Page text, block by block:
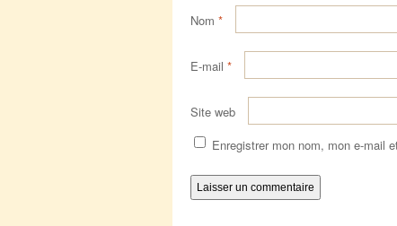
Nom *
E-mail *
Site web
Enregistrer mon nom, mon e-mail